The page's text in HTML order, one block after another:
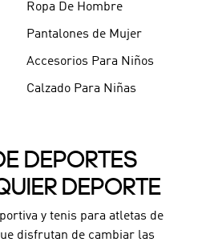
Ropa De Hombre
Pantalones de Mujer
Accesorios Para Niños
Calzado Para Niñas
DEPORTES
DEPORTE
y tenis para atletas de
disfrutan de cambiar las